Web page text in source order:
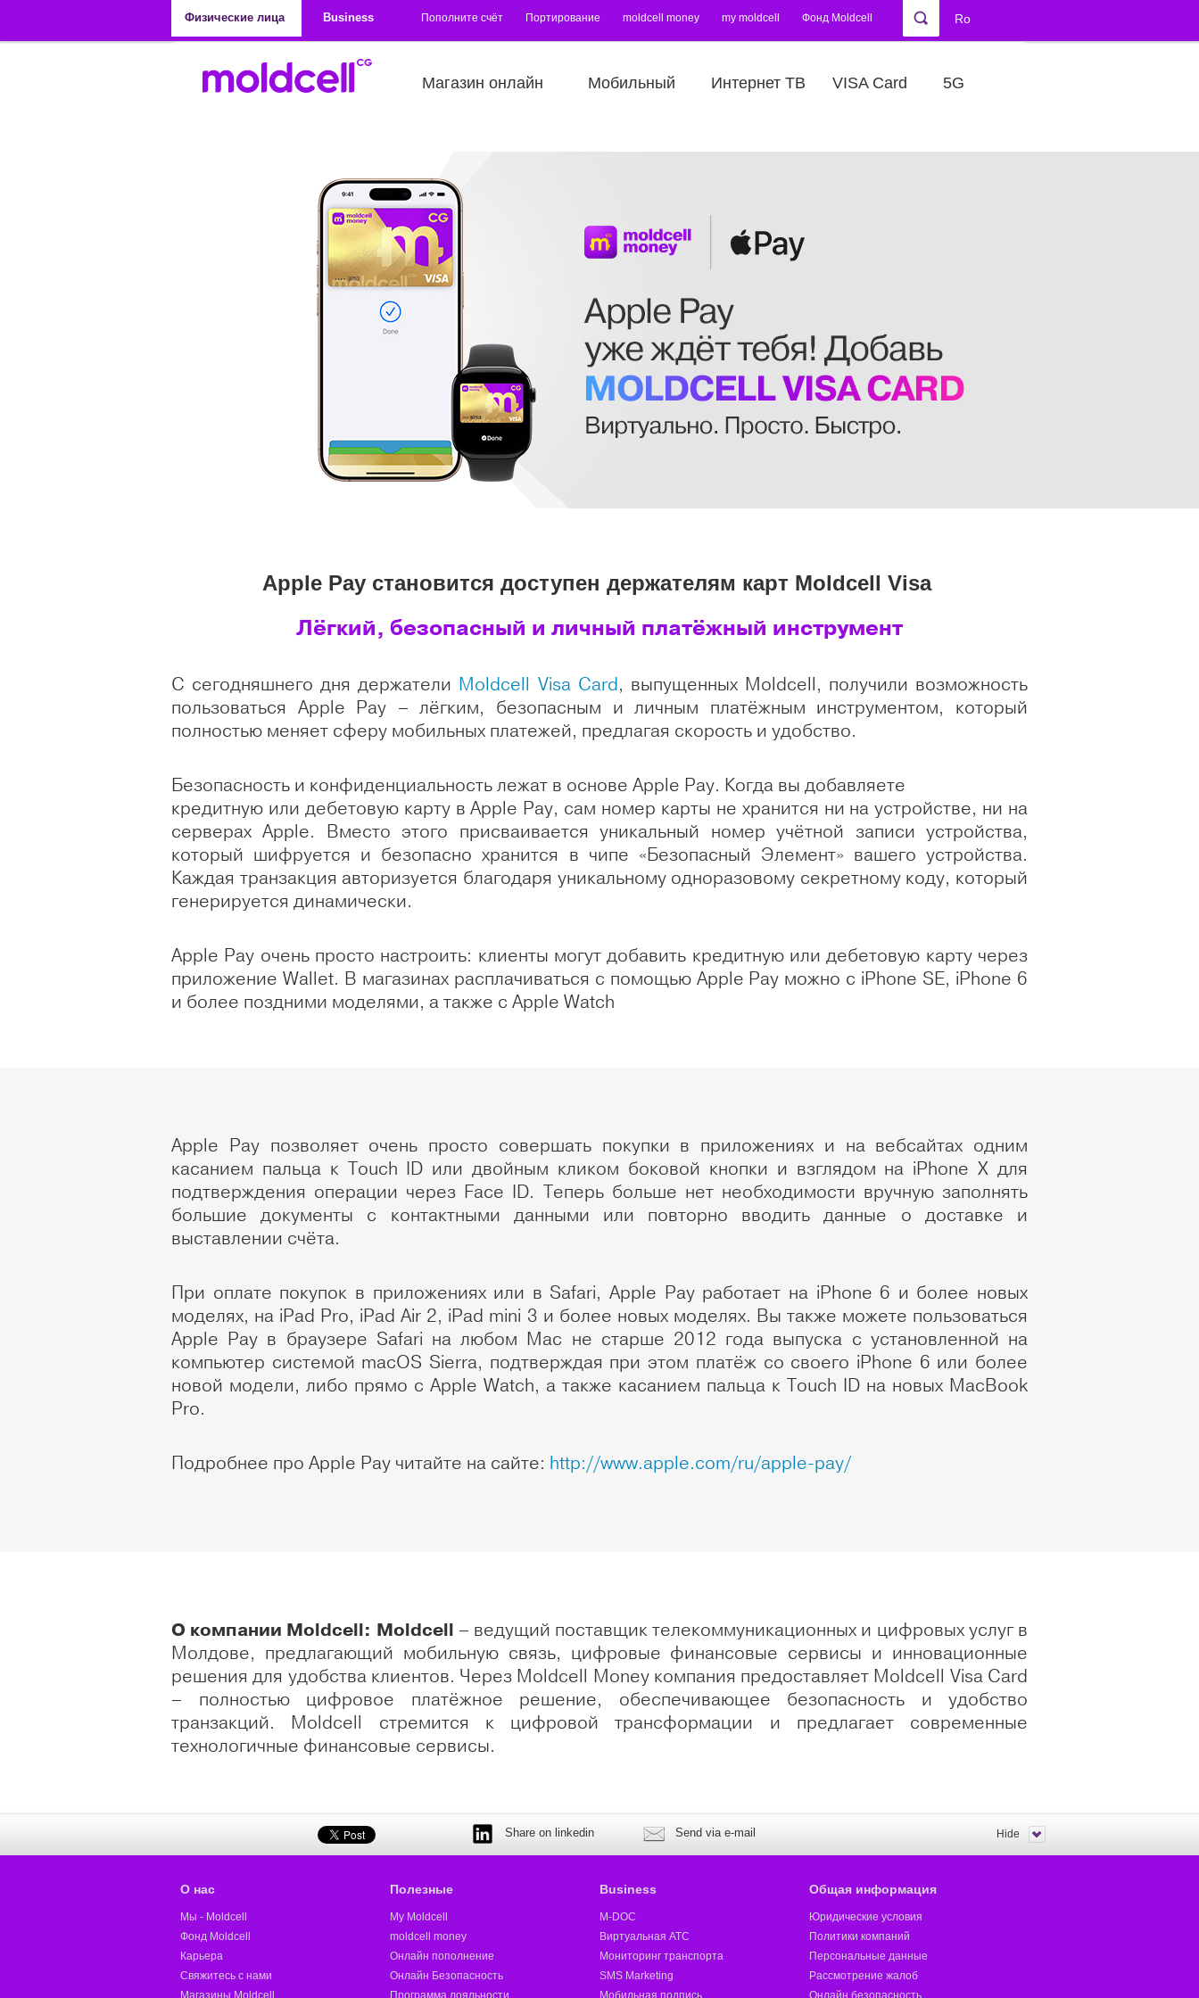
Физические лица
Business Пополните счёт Портирование moldcell money my moldcell Фонд Moldcell Ro
Магазин онлайн Мобильный Интернет ТВ VISA Card 5G
Apple Pay становится доступен держателям карт Moldcell Visa
Лёгкий, безопасный и личный платёжный инструмент
С сегодняшнего дня держатели Moldcell Visa Card, выпущенных Moldcell, получили возможность
пользоваться Apple Pay – лёгким, безопасным и личным платёжным инструментом, который
полностью меняет сферу мобильных платежей, предлагая скорость и удобство.
Безопасность и конфиденциальность лежат в основе Apple Pay. Когда вы добавляете
кредитную или дебетовую карту в Apple Pay, сам номер карты не хранится ни на устройстве, ни на
серверах Apple. Вместо этого присваивается уникальный номер учётной записи устройства,
который шифруется и безопасно хранится в чипе «Безопасный Элемент» вашего устройства.
Каждая транзакция авторизуется благодаря уникальному одноразовому секретному коду, который
генерируется динамически.
Apple Pay очень просто настроить: клиенты могут добавить кредитную или дебетовую карту через
приложение Wallet. В магазинах расплачиваться с помощью Apple Pay можно с iPhone SE, iPhone 6
и более поздними моделями, а также с Apple Watch
Apple Pay позволяет очень просто совершать покупки в приложениях и на вебсайтах одним
касанием пальца к Touch ID или двойным кликом боковой кнопки и взглядом на iPhone X для
подтверждения операции через Face ID. Теперь больше нет необходимости вручную заполнять
большие документы с контактными данными или повторно вводить данные о доставке и
выставлении счёта.
При оплате покупок в приложениях или в Safari, Apple Pay работает на iPhone 6 и более новых
моделях, на iPad Pro, iPad Air 2, iPad mini 3 и более новых моделях. Вы также можете пользоваться
Apple Pay в браузере Safari на любом Mac не старше 2012 года выпуска с установленной на
компьютер системой macOS Sierra, подтверждая при этом платёж со своего iPhone 6 или более
новой модели, либо прямо с Apple Watch, а также касанием пальца к Touch ID на новых MacBook
Pro.
Подробнее про Apple Pay читайте на сайте: http://www.apple.com/ru/apple-pay/
О компании Moldcell: Moldcell – ведущий поставщик телекоммуникационных и цифровых услуг в
Молдове, предлагающий мобильную связь, цифровые финансовые сервисы и инновационные
решения для удобства клиентов. Через Moldcell Money компания предоставляет Moldcell Visa Card
– полностью цифровое платёжное решение, обеспечивающее безопасность и удобство
транзакций. Moldcell стремится к цифровой трансформации и предлагает современные
технологичные финансовые сервисы.
Share on linkedin Send via e-mail Hide
О нас
Мы - Moldcell
Фонд Moldcell
Карьера
Свяжитесь с нами
Магазины Moldcell
Полезные
My Moldcell
moldcell money
Онлайн пополнение
Онлайн Безопасность
Программа лояльности
Business
M-DOC
Виртуальная АТС
Мониторинг транспорта
SMS Marketing
Мобильная подпись
Общая информация
Юридические условия
Политики компаний
Персональные данные
Рассмотрение жалоб
Онлайн безопасность